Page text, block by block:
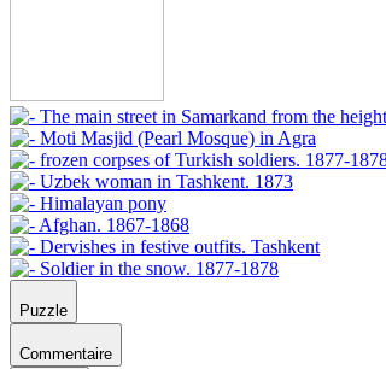
Puzzle
Commentaire